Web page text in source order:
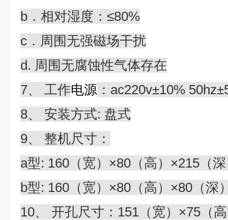
b．相对湿度：≤80%
c．周围无强磁场干扰
d. 周围无腐蚀性气体存在
7、 工作电源 ：ac220v±10%
8、 安装方式: 盘式
9、 整机尺寸：
a型: 160（宽）×80（高）×215（
b型: 160（宽）×80（高）×80（深
10、 开孔尺寸：151（宽）×75（